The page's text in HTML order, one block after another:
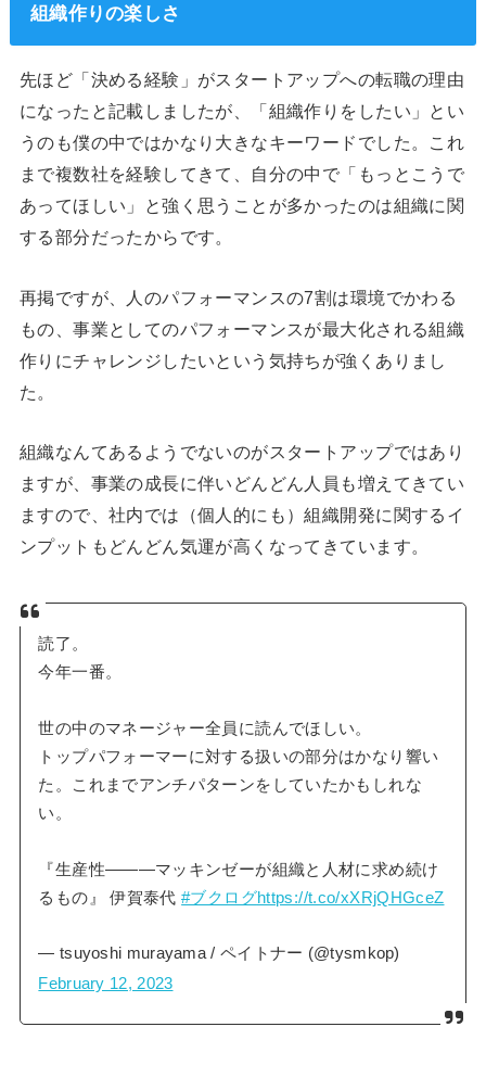
組織作りの楽しさ
先ほど「決める経験」がスタートアップへの転職の理由
になったと記載しましたが、「組織作りをしたい」とい
うのも僕の中ではかなり大きなキーワードでした。これ
まで複数社を経験してきて、自分の中で「もっとこうで
あってほしい」と強く思うことが多かったのは組織に関
する部分だったからです。
再掲ですが、人のパフォーマンスの7割は環境でかわる
もの、事業としてのパフォーマンスが最大化される組織
作りにチャレンジしたいという気持ちが強くありまし
た。
組織なんてあるようでないのがスタートアップではあり
ますが、事業の成長に伴いどんどん人員も増えてきてい
ますので、社内では（個人的にも）組織開発に関するイ
ンプットもどんどん気運が高くなってきています。
読了。
今年一番。
世の中のマネージャー全員に読んでほしい。
トップパフォーマーに対する扱いの部分はかなり響い
た。これまでアンチパターンをしていたかもしれな
い。
『生産性―――マッキンゼーが組織と人材に求め続け
るもの』 伊賀泰代#ブクログhttps://t.co/xXRjQHGceZ
— tsuyoshi murayama / ペイトナー (@tysmkop)
February 12, 2023